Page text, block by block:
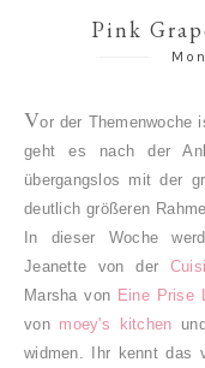
Pink
Vor der Themenwoche
geht es nach der
übergangslos mit der
deutlich größeren
In dieser Woche
Jeanette von der
Marsha von Eine Prise
von moey's kitchen
widmen. Ihr kennt das